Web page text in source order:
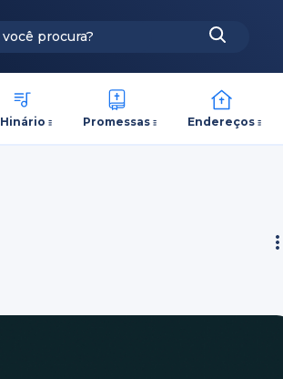
Hinário Promessas Endereços